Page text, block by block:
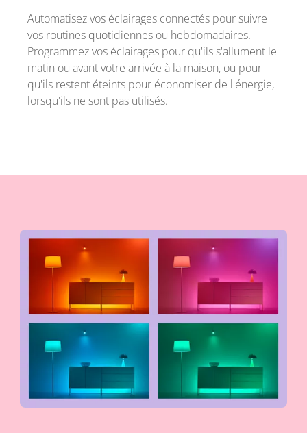
Automatisez vos éclairages connectés pour suivre
vos routines quotidiennes ou hebdomadaires.
Programmez vos éclairages pour qu'ils s'allument le
matin ou avant votre arrivée à la maison, ou pour
qu'ils restent éteints pour économiser de l'énergie,
lorsqu'ils ne sont pas utilisés.